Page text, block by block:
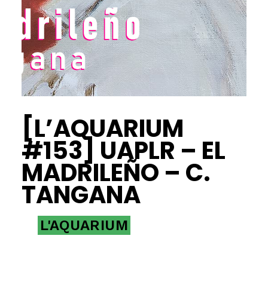
[L’AQUARIUM
#153] UAPLR – EL
MADRILEÑO – C.
TANGANA
L'AQUARIUM